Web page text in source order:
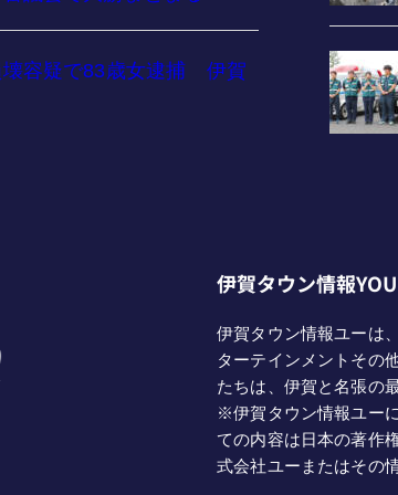
壊容疑で83歳女逮捕 伊賀
伊賀タウン情報
伊賀タウン情報ユーは
ターテインメントその
たちは、伊賀と名張の
※伊賀タウン情報ユー
ての内容は日本の著作
式会社ユーまたはその